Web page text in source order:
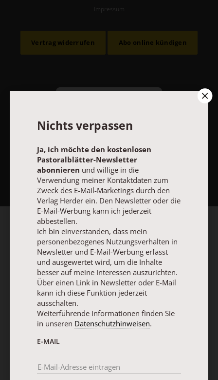
Impressum
Vertrag widerrufen Abo online kündigen
NACH OBEN
Nichts verpassen
Ja, ich möchte den kostenlosen
Pastoralblätter-Newsletter
abonnieren und willige in die
Verwendung meiner Kontaktdaten zum
Zweck des E-Mail-Marketings durch den
Verlag Herder ein. Den Newsletter oder die
E-Mail-Werbung kann ich jederzeit
abbestellen.
Ich bin einverstanden, dass mein
personenbezogenes Nutzungsverhalten in
Newsletter und E-Mail-Werbung erfasst
und ausgewertet wird, um die Inhalte
besser auf meine Interessen auszurichten.
Über einen Link in Newsletter oder E-Mail
kann ich diese Funktion jederzeit
ausschalten.
Weiterführende Informationen finden Sie
in unseren Datenschutzhinweisen.
E-MAIL